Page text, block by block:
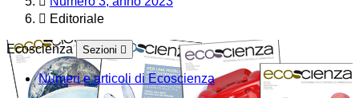
Editoriale
Ecoscienza Sezioni
Numeri e articoli di Ecoscienza